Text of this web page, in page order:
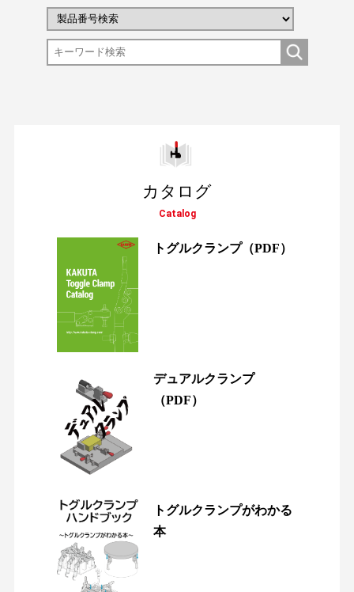
カタログ
Catalog
トグルクランプ（PDF）
デュアルクランプ
（PDF）
トグルクランプがわかる
本